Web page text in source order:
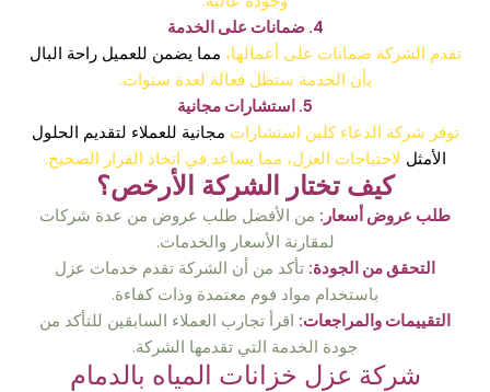
4. ضمانات على الخدمة
تقدم الشركة ضمانات على أعمالها، مما يضمن للعميل راحة البال
بأن الخدمة ستظل فعالة لعدة سنوات.
5. استشارات مجانية
توفر شركة الدعاء كلين استشارات مجانية للعملاء لتقديم الحلول
الأمثل لاحتياجات العزل، مما يساعد في اتخاذ القرار الصحيح.
كيف تختار الشركة الأرخص؟
طلب عروض أسعار: من الأفضل طلب عروض من عدة شركات
لمقارنة الأسعار والخدمات.
التحقق من الجودة: تأكد من أن الشركة تقدم خدمات عزل
باستخدام مواد فوم معتمدة وذات كفاءة.
التقييمات والمراجعات: اقرأ تجارب العملاء السابقين للتأكد من
جودة الخدمة التي تقدمها الشركة.
شركة عزل خزانات المياه بالدمام